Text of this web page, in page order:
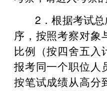
2．根据考试总
序，按照考察对象
比例（按四舍五入
报考同一个职位人
按笔试成绩从高分